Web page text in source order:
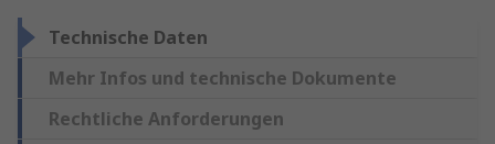
Technische Daten
Mehr Infos und technische Dokumente
Rechtliche Anforderungen